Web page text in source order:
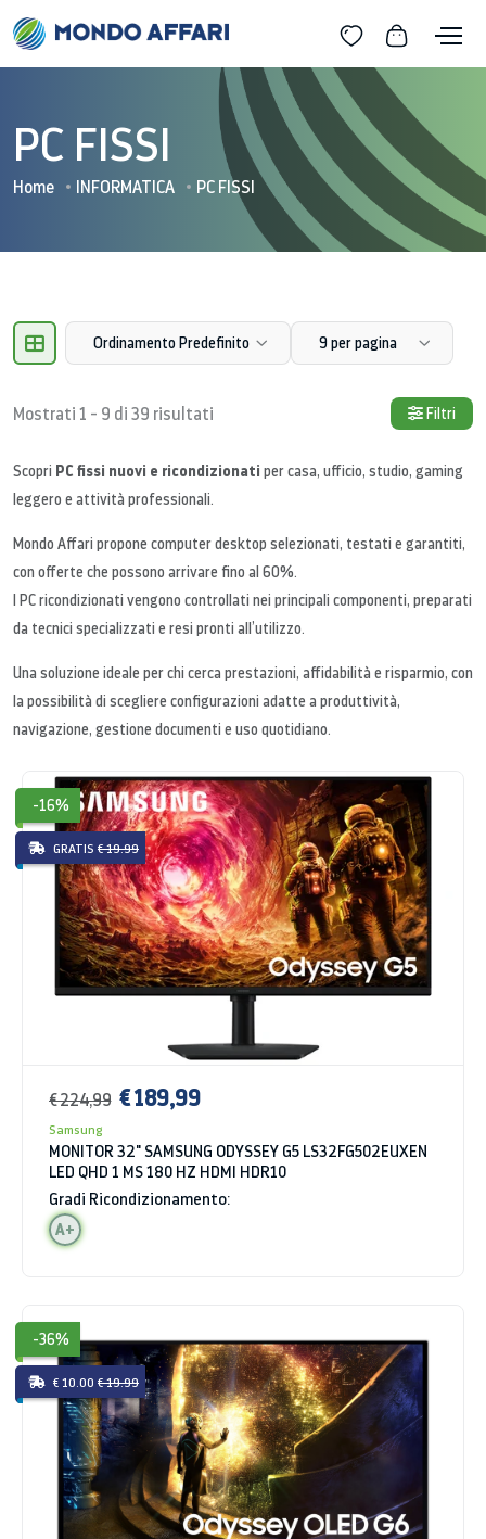
PC FISSI
Home INFORMATICA PC FISSI
Ordinamento Predefinito 9 per pagina
Mostrati 1 - 9 di 39 risultati Filtri
Scopri PC fissi nuovi e ricondizionati per casa, ufficio, studio, gaming
leggero e attività professionali.
Mondo Affari propone computer desktop selezionati, testati e garantiti,
con offerte che possono arrivare fino al 60%.
I PC ricondizionati vengono controllati nei principali componenti, preparati
da tecnici specializzati e resi pronti all’utilizzo.
Una soluzione ideale per chi cerca prestazioni, affidabilità e risparmio, con
la possibilità di scegliere configurazioni adatte a produttività,
navigazione, gestione documenti e uso quotidiano.
-16%
GRATIS € 19.99
€ 224,99 € 189,99
Samsung
MONITOR 32" SAMSUNG ODYSSEY G5 LS32FG502EUXEN
LED QHD 1 MS 180 HZ HDMI HDR10
Gradi Ricondizionamento:
A+
-36%
€ 10.00 € 19.99